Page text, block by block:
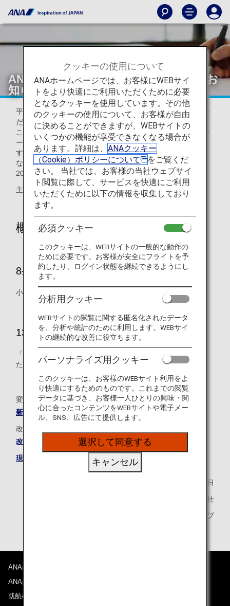
ANAマイレージクラブ会員規約改定のお
知らせ
平素よりANA便ならびにANAマイレージクラブをご利用いた
だき、誠にありがとうございます。
この度、2026年5月19日（火）を改定日として、ANAマイレ
ージクラブ会員規約を一部変更する旨をお知らせいたしま
す。
なお、2026年5月18日搭乗分までは現行の規約が適用され、
2026年5月19日搭乗分以降は改定後の規約が適用されます。
主な改定点は以下の通りです。
概要
8条 マイル積算方法
小児と幼児のマイル積算の取り扱いについて改定しました。
13条 特典利用上の制限
「払い戻し手数料」を「取消手数料」に名称を変更しまし
た。
変更点の新旧対照表は下記をご確認ください。
新旧対照表
改定後の規約全文につきましては、下記をご確認ください。
改定後のANAマイレージクラブ会員の規約
現在のANAマイレージクラブ会員規約はこちら
2025年5月20日
全日本空輸株式会社
ANAマイレージクラブ
ANAについて
ANAからのお知らせ
就航都市
クッキーの使用について
ANAホームページでは、お客様にWEBサイ
トをより快適にご利用いただくために必要
となるクッキーを使用しています。その他
のクッキーの使用について、お客様が自由
に決めることができますが、WEBサイトの
いくつかの機能が享受できなくなる場合が
あります。詳細は、 ANAクッキー
（Cookie）ポリシーについて
をご覧くだ
さい。 当社では、お客様の当社ウェブサイ
ト閲覧に際して、サービスを快適にご利用
いただくために以下の情報を収集しており
ます。
必須クッキー
このクッキーは、WEBサイトの一般的な動作の
ために必要です。お客様が安全にフライトを予
約したり、ログイン状態を継続できるようにし
ます。
分析用クッキー
WEBサイトの閲覧に関する匿名化されたデータ
を、分析や統計のために利用します。WEBサイ
トの継続的な改善に役立ちます。
パーソナライズ用クッキー
このクッキーは、お客様のWEBサイト利用をよ
り快適にするためのものです。これまでの閲覧
データに基づき、お客様一人ひとりの興味・関
心に合ったコンテンツをWEBサイトや電子メー
ル、SNS、広告にて提供します。
選択して同意する
キャンセル